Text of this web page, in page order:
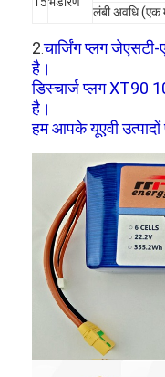
घर
उत्पादों
हमारे बारे में
लंबी अवधि (एक
2.चार्जिंग प्लग
है।
डिस्चार्ज प्लग XT90
है।
हम आपके यूएवी